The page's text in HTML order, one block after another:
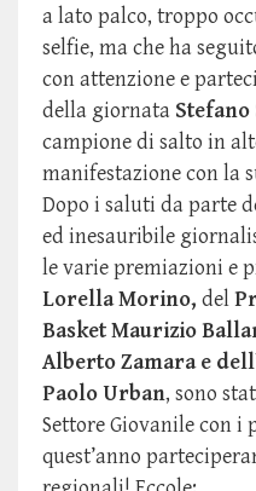
a lato palco, troppo
selfie, ma che ha
con attenzione e
della giornata
campione di salto in
manifestazione con la
Dopo i saluti da parte
ed inesauribile
le varie premiazioni e
Lorella Morino, del
Basket Maurizio
Alberto Zamara e
Paolo Urban, sono
Settore Giovanile con
quest’anno